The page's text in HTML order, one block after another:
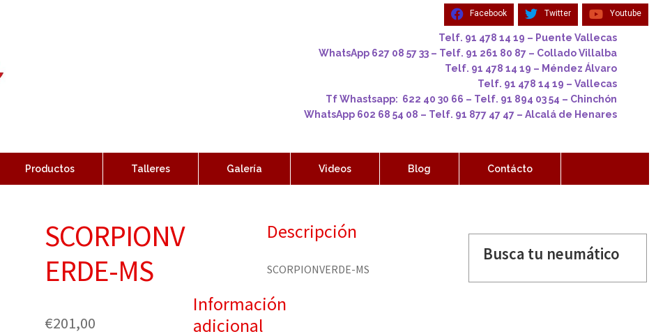
Facebook Twitter Youtube
Telf. 91 478 14 19 – Puente Vallecas
WhatsApp 627 08 57 33 – Telf. 91 261 80 87 – Collado Villalba
Telf. 91 478 14 19 – Méndez Álvaro
Telf. 91 478 14 19 – Vallecas
Tf Whastsapp: 622 40 30 66 – Telf. 91 894 03 54 – Chinchón
WhatsApp 602 68 54 08 – Telf. 91 877 47 47 – Alcalá de Henares
Productos Talleres Galería Videos Blog Contácto
SCORPIONV
ERDE-MS
€201,00
Descripción
SCORPIONVERDE-MS
Información
adicional
Busca tu neumático